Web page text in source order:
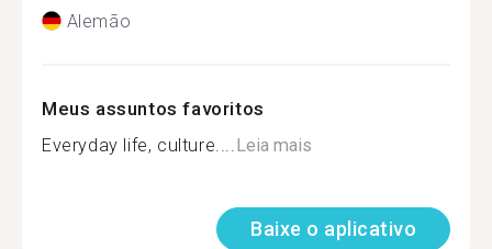
Alemão
Meus assuntos favoritos
Everyday life, culture.... Leia mais
Baixe o aplicativo